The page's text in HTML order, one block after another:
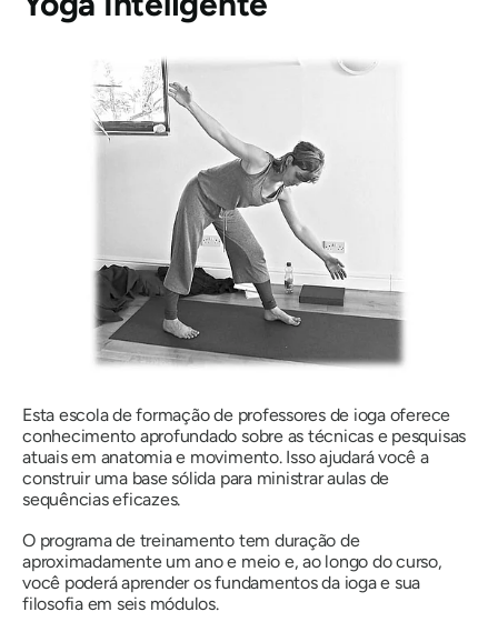
Esta escola de formação de professores de ioga oferece
conhecimento aprofundado sobre as técnicas e pesquisas
atuais em anatomia e movimento. Isso ajudará você a
construir uma base sólida para ministrar aulas de
sequências eficazes.
O programa de treinamento tem duração de
aproximadamente um ano e meio e, ao longo do curso,
você poderá aprender os fundamentos da ioga e sua
filosofia em seis módulos.